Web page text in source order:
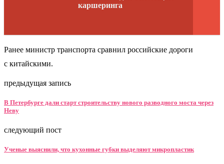
каршеринга
Ранее министр транспорта сравнил российские дороги
с китайскими.
предыдущая запись
В Петербурге дали старт строительству нового разводного моста через
Неву
следующий пост
Ученые выяснили, что кухонные губки выделяют микропластик